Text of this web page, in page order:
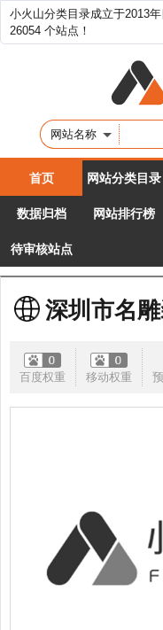
小火山分类目录成立于2013
26054 个站点！
网站名称
首页 网站分类目录
数据归档 网站排行榜
待审核站点
深圳市名
百度权重 移动权重